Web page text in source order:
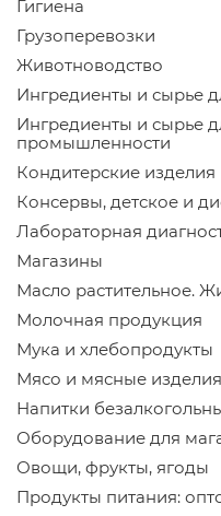
Гигиена
Грузоперевозки
Животноводство
Ингредиенты и сырье
Ингредиенты и сырье
промышленности
Кондитерские изделия
Консервы, детское и
Лабораторная
Магазины
Масло растительное.
Молочная продукция
Мука и хлебопродукты
Мясо и мясные изделия
Напитки
Оборудование для
Овощи, фрукты, ягоды
Продукты питания: